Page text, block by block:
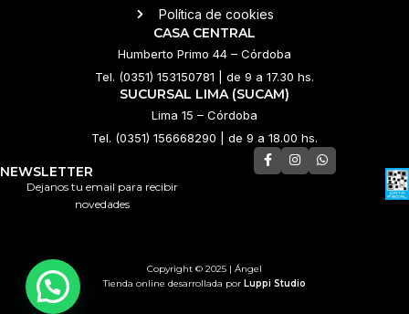
Política de cookies
CASA CENTRAL
Humberto Primo 44 – Córdoba
Tel. (0351) 153150781 | de 9 a 17.30 hs.
SUCURSAL LIMA (SUCAM)
Lima 15 – Córdoba
Tel. (0351) 156668290 | de 9 a 18.00 hs.
NEWSLETTER
Dejanos tu email para recibir
novedades
Tienda online desarrollada por Luppi Studio
Copyright © 2025 | Ángel